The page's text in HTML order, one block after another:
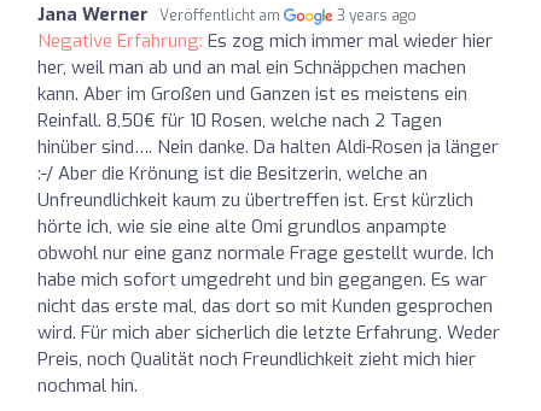
Jana Werner Veröffentlicht am 3 years ago
Negative Erfahrung: Es zog mich immer mal wieder hier
her, weil man ab und an mal ein Schnäppchen machen
kann. Aber im Großen und Ganzen ist es meistens ein
Reinfall. 8,50€ für 10 Rosen, welche nach 2 Tagen
hinüber sind…. Nein danke. Da halten Aldi-Rosen ja länger
:-/ Aber die Krönung ist die Besitzerin, welche an
Unfreundlichkeit kaum zu übertreffen ist. Erst kürzlich
hörte ich, wie sie eine alte Omi grundlos anpampte
obwohl nur eine ganz normale Frage gestellt wurde. Ich
habe mich sofort umgedreht und bin gegangen. Es war
nicht das erste mal, das dort so mit Kunden gesprochen
wird. Für mich aber sicherlich die letzte Erfahrung. Weder
Preis, noch Qualität noch Freundlichkeit zieht mich hier
nochmal hin.